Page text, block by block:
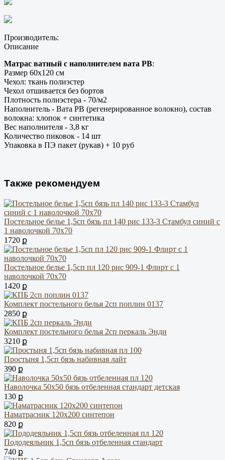
Производитель:
Описание
Матрас ватный с наполнителем вата РВ:
Размер 60х120 см
Чехол: ткань полиэстер
Чехол отшивается без бортов
Плотность полиэстера - 70/м2
Наполнитель - Вата РВ (регенерированное волокно), состав
волокна: хлопок + синтетика
Вес наполнителя - 3,8 кг
Количество пиковок - 14 шт
Упаковка в ПЭ пакет (рукав) + 10 руб
Также рекомендуем
Постельное белье 1,5сп бязь пл 140 рис 133-3 Стамбул синий с
1 наволочкой 70х70
1720 ք
Постельное белье 1,5сп пл 120 рис 909-1 Флирт с 1
наволочкой 70х70
1420 ք
Комплект постельного белья 2сп поплин 0137
2850 ք
Комплект постельного белья 2сп перкаль Энди
3210 ք
Простыня 1,5сп бязь набивная лайт
390 ք
Наволочка 50х50 бязь отбеленная стандарт детская
130 ք
Наматрасник 120х200 синтепон
820 ք
Пододеяльник 1,5сп бязь отбеленная стандарт
740 ք